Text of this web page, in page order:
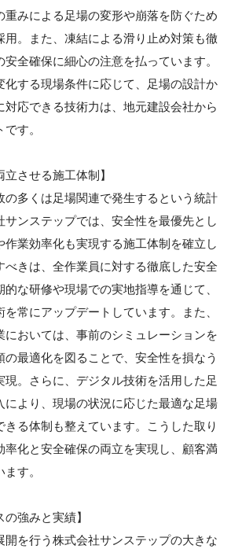
重みによる足場の変形や崩落を防ぐため
用。また、凍結による滑り止め対策も徹
全確保に細心の注意を払っています。
化する現場条件に応じて、足場の設計か
対応できる技術力は、地元建設会社から
す。
立させる施工体制】
の多くは足場関連で発生するという統計
サンステップでは、安全性を最優先とし
作業効率化も実現する施工体制を確立し
べきは、全作業員に対する徹底した安全
な研修や現場での実地指導を通じて、
常にアップデートしています。また、
においては、事前のシミュレーションを
最適化を図ることで、安全性を損なう
現。さらに、デジタル技術を活用した足
により、現場の状況に応じた最適な足場
きる体制も整えています。こうした取り
率化と安全確保の両立を実現し、顧客満
す。
の強みと実績】
開を行う株式会社サンステップの大きな